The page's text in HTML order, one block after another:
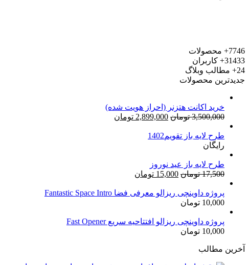
7746+
محصولات
31433+
کاربران
24+
مطالب وبلاگ
جدیدترین محصولات
خرید اکانت هتزنر (احراز هویت شده)
3,500,000 تومان قیمت
2,899,000 تومان
طرح لایه باز تقویم1402
رایگان
طرح لایه باز عید نوروز
17,500 تومان قیمت
17,500 تومان
15,000 تومان
15,000 تومان.
پروژه داوینچی ریزالو معرفی فضا Fantastic Space Intro
10,000 تومان
پروژه داوینچی ریزالو افتتاحیه سریع Fast Opener
10,000 تومان
آخرین مطالب